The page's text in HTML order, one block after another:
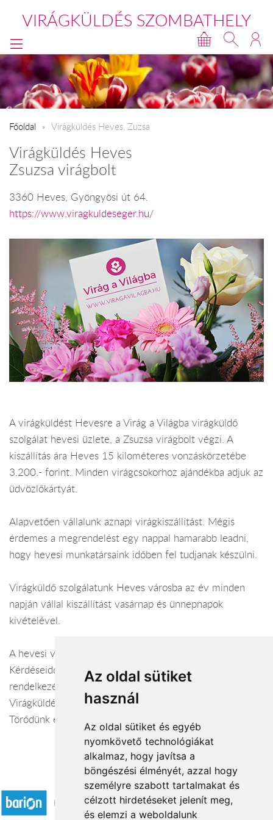
Az oldal sütiket
használ
Az oldal sütiket és egyéb
nyomkövető technológiákat
alkalmaz, hogy javítsa a
böngészési élményét, azzal hogy
személyre szabott tartalmakat és
célzott hirdetéseket jelenít meg,
és elemzi a weboldalunk
VIRÁGKÜLDÉS SZOMBATHELY
Főoldal Virágküldés Heves, Zuzsa
Virágküldés Heves
Zsuzsa virágbolt
3360 Heves, Gyöngyösi út 64.
https://www.viragkuldeseger.hu/
A virágküldést Hevesre a Virág a Világba virágküldő
szolgálat hevesi üzlete, a Zsuzsa virágbolt végzi. A
kiszállítás ára Heves 15 kilométeres vonzáskörzetébe
3.200.- forint. Minden virágcsokorhoz ajándékba adjuk az
üdvözlőkártyát.
Alapvetően vállalunk aznapi virágkiszállítást. Mégis
érdemes a megrendelést egy nappal hamarabb leadni,
hogy hevesi munkatársaink időben fel tudjanak készülni.
Virágküldő szolgálatunk Heves városba az év minden
napján vállal kiszállítást vasárnap és ünnepnapok
kivételével.
A hevesi virágüzlet webáruháza:
Kérdéseiddel kapcsolatban örömmel állunk
rendelkezésedre.
Virágküldés Heves
Törődünk egymással
Elfogadott fizetési módok